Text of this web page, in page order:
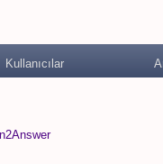
Kullanıcılar